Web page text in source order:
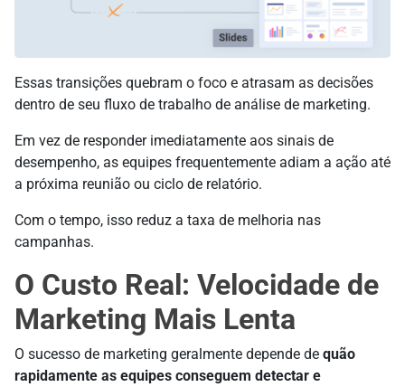
Essas transições quebram o foco e atrasam as decisões
dentro de seu fluxo de trabalho de análise de marketing.
Em vez de responder imediatamente aos sinais de
desempenho, as equipes frequentemente adiam a ação até
a próxima reunião ou ciclo de relatório.
Com o tempo, isso reduz a taxa de melhoria nas
campanhas.
O Custo Real: Velocidade de
Marketing Mais Lenta
O sucesso de marketing geralmente depende de quão
rapidamente as equipes conseguem detectar e